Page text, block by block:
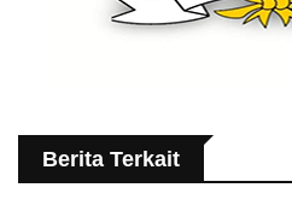
Berita Terkait